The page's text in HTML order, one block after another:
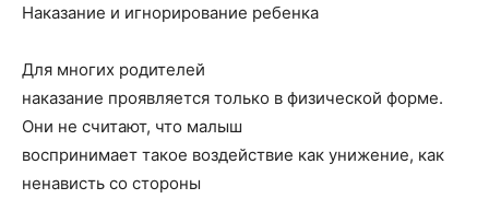
Наказание и игнорирование ребенка
Для многих родителей
наказание проявляется только в физической форме.
Они не считают, что малыш
воспринимает такое воздействие как унижение, как
ненависть со стороны